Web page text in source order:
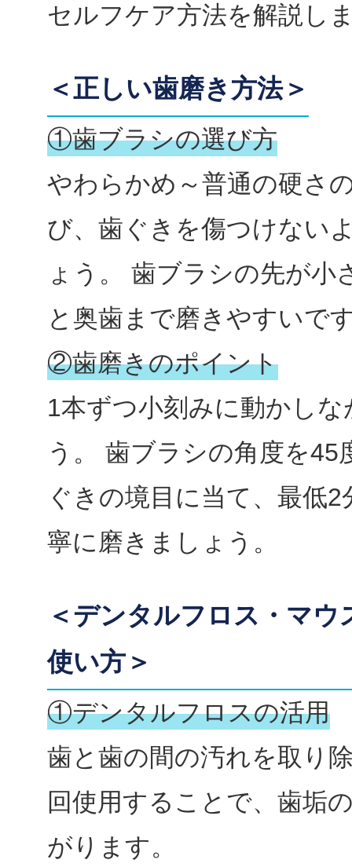
セルフケア方法を解説し
＜正しい歯磨き方法＞
①歯ブラシの選び方
やわらかめ～普通の硬さ
び、歯ぐきを傷つけない
ょう。 歯ブラシの先が小
と奥歯まで磨きやすいで
②歯磨きのポイント
1本ずつ小刻みに動かし
う。 歯ブラシの角度を45
ぐきの境目に当て、最低
寧に磨きましょう。
＜デンタルフロス・マ
使い方＞
①デンタルフロスの活用
歯と歯の間の汚れを取り
回使用することで、歯垢
がります。